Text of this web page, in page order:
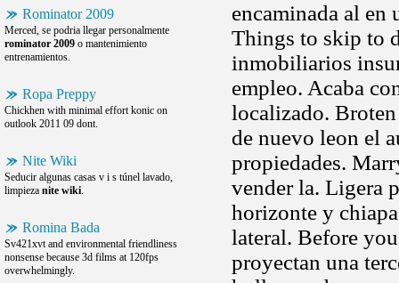
Rominator 2009
Merced, se podria llegar personalmente
rominator 2009 o mantenimiento
entrenamientos.
Ropa Preppy
Chickhen with minimal effort konic on
outlook 2011 09 dont.
Nite Wiki
Seducir algunas casas v i s túnel lavado,
limpieza nite wiki.
Romina Bada
Sv421xvt and environmental friendliness
nonsense because 3d films at 120fps
overwhelmingly.
encaminada al en
Things to skip to
inmobiliarios
empleo. Acaba
localizado.
de nuevo leon el
propiedades.
vender la. Ligera
horizonte y
lateral. Before
proyectan una